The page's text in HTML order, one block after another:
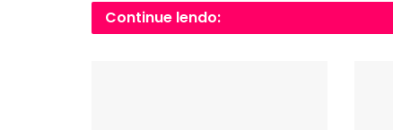
Continue lendo: